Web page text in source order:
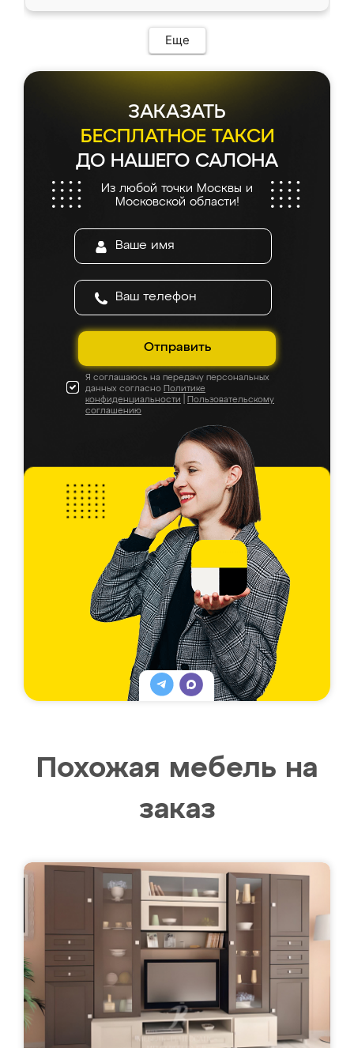
Еще
ЗАКАЗАТЬ
БЕСПЛАТНОЕ ТАКСИ
ДО НАШЕГО САЛОНА
Из любой точки Москвы и
Московской области!
Отправить
Я соглашаюсь на передачу персональных
данных согласно Политике
конфиденциальности
Пользовательскому
соглашению
Похожая мебель на
заказ